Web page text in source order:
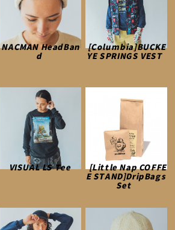
NACMAN HeadBan
d
[Columbia]BUCKE
YE SPRINGS VEST
VISUAL LS Tee [Little Nap COFFE
E STAND]DripBags
Set